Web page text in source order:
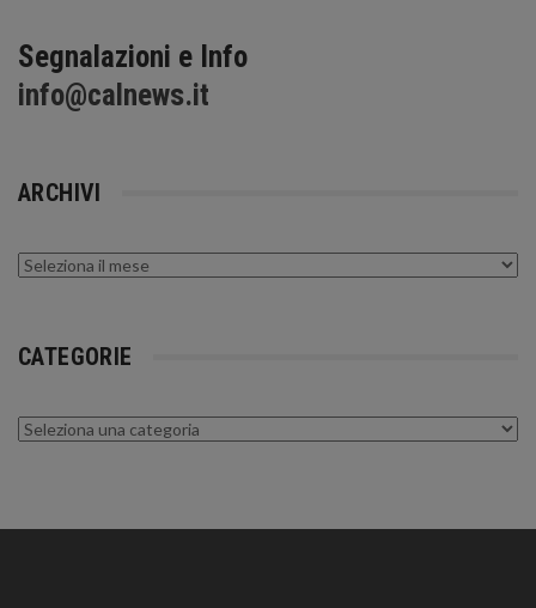
Segnalazioni e Info
info@calnews.it
ARCHIVI
Archivi
CATEGORIE
Categorie